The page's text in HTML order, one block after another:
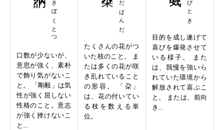
口数が少ないが、
意思が強く、素朴
で飾り気がないこ
と。 「剛毅」は気
性が強く屈しない
性格のこと。意志
が強く挫けないこ
と...
たくさんの花がつ
いた枝のこと。 ま
たは多くの花が咲
き乱れていること
の形容。 「朶」
は、花の付いてい
る枝を数える単
位。
目的を成し遂げて
喜びを爆発させて
いる様子。 また
は、我慢を強いら
れていた環境から
解放されて喜ぶこ
と。 または、前向
き...